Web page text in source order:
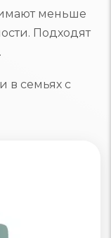
меньше
Подходят
в семьях с